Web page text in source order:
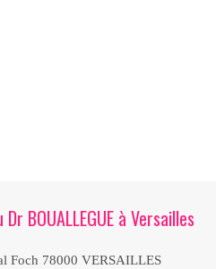
BOUALLEGUE à Versailles
Foch 78000 VERSAILLES